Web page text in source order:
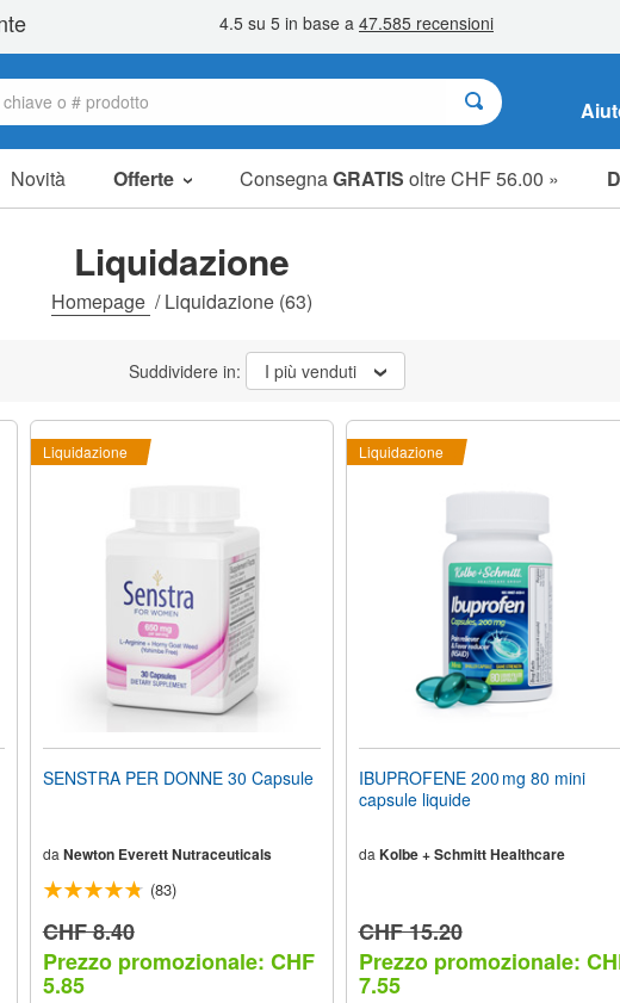
Novità Offerte ConsegnaGRATIS oltre CHF 56.00 »
Articoli in offerta
Liquidazione
Liquidazione
Homepage /Liquidazione(63)
Suddividere in: I più venduti
Liquidazione
SENSTRA PER DONNE 30 Capsule
da Newton Everett Nutraceuticals
(83)
CHF 8.40
Prezzo promozionale: CHF
5.85
Liquidazione
IBUPROFENE 200 mg 80 mini
capsule liquide
da Kolbe + Schmitt Healthcare
CHF 15.20
Prezzo promozionale:
7.55